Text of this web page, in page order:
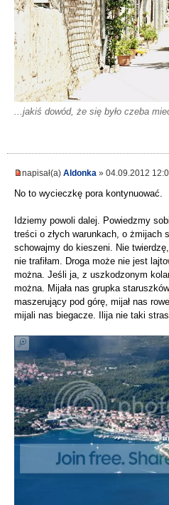
...jakiś dowód, że się było czeba
napisał(a) Aldonka » 04.09.2012
No to wycieczkę pora kontynuować.
Idziemy powoli dalej. Powiedzmy
treści o złych warunkach, o żmijach
schowajmy do kieszeni. Nie
nie trafiłam. Droga może nie jest
można. Jeśli ja, z uszkodzonym
można. Mijała nas grupka
maszerujący pod górę, mijał nas
mijali nas biegacze. Ilija nie taki